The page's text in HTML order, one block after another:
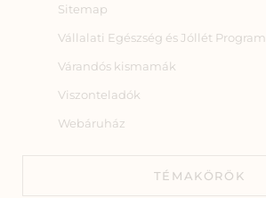
Sitemap
Vállalati Egészség és Jóllét Program
Várandós kismamák
Viszonteladók
Webáruház
TÉMAKÖRÖK